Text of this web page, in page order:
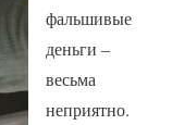
фальшивые
деньги –
весьма
неприятно.